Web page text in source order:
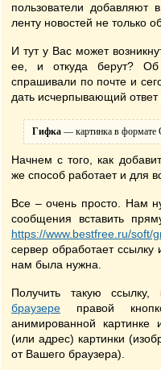
пользователи добавляют
ленту новостей не только
И тут у Вас может
ее, и откуда берут?
спрашивали по почте и
дать исчерпывающий ответ
Гифка— картинка в формате
Начнем с того, как
же способ работает и для
Все – очень просто. Нам
сообщения вставить
https://www.bestfree.ru/soft/
сервер обработает ссылку
нам была нужна.
Получить такую
браузере правой
анимированной картинке
(или адрес) картинки
от Вашего браузера).